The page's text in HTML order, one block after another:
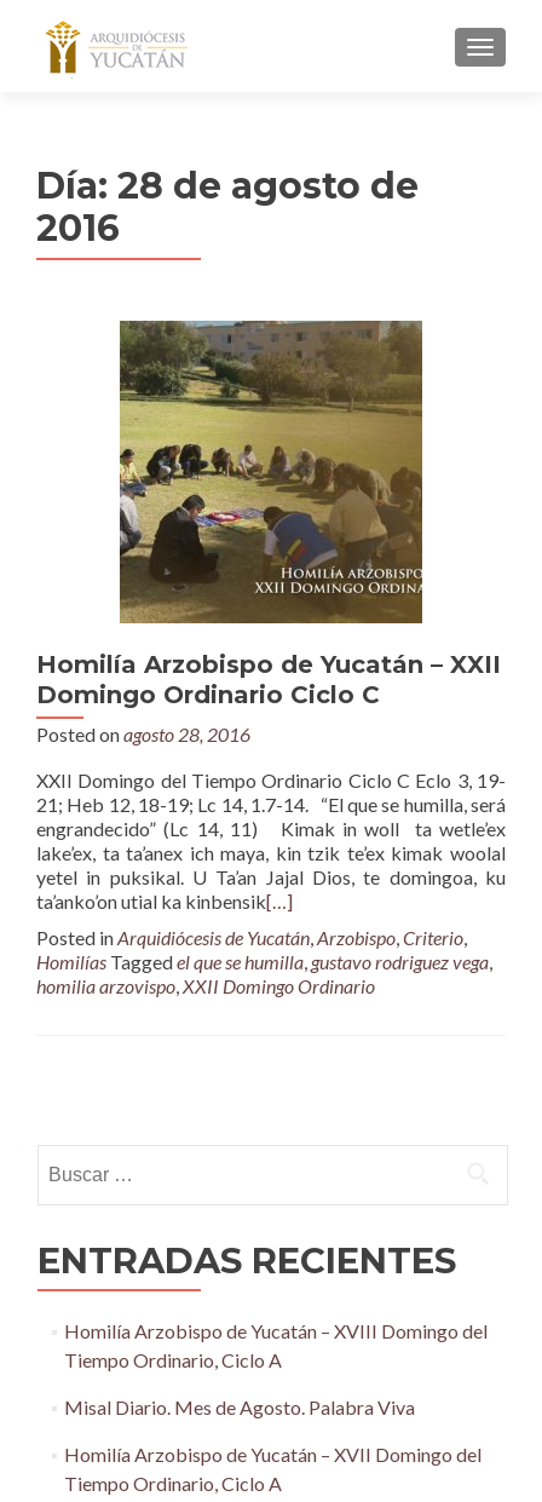
MENU
Día: 28 de agosto de
2016
Homilía Arzobispo de Yucatán – XXII
Domingo Ordinario Ciclo C
Posted onagosto 28, 2016
XXII Domingo del Tiempo Ordinario Ciclo C Eclo 3, 19-
21; Heb 12, 18-19; Lc 14, 1.7-14. “El que se humilla, será
engrandecido” (Lc 14, 11) Kimak in woll ta wetle’ex
lake’ex, ta ta’anex ich maya, kin tzik te’ex kimak woolal
yetel in puksikal. U Ta’an Jajal Dios, te domingoa, ku
ta’anko’on utial ka kinbensik[…]
Posted inArquidiócesis de Yucatán,Arzobispo,Criterio,
Homilías Taggedel que se humilla, gustavo rodriguez vega,
homilia arzovispo,XXII Domingo Ordinario
navigation
ENTRADAS RECIENTES
Homilía Arzobispo de Yucatán – XVIII Domingo del
Tiempo Ordinario, Ciclo A
Misal Diario. Mes de Agosto. Palabra Viva
Homilía Arzobispo de Yucatán – XVII Domingo del
Tiempo Ordinario, Ciclo A